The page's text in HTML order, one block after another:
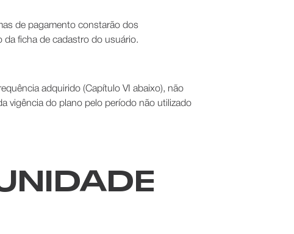
de pagamento constarão dos
ficha de cadastro do usuário.
adquirido (Capítulo VI abaixo), não
vigência do plano pelo período não utilizado